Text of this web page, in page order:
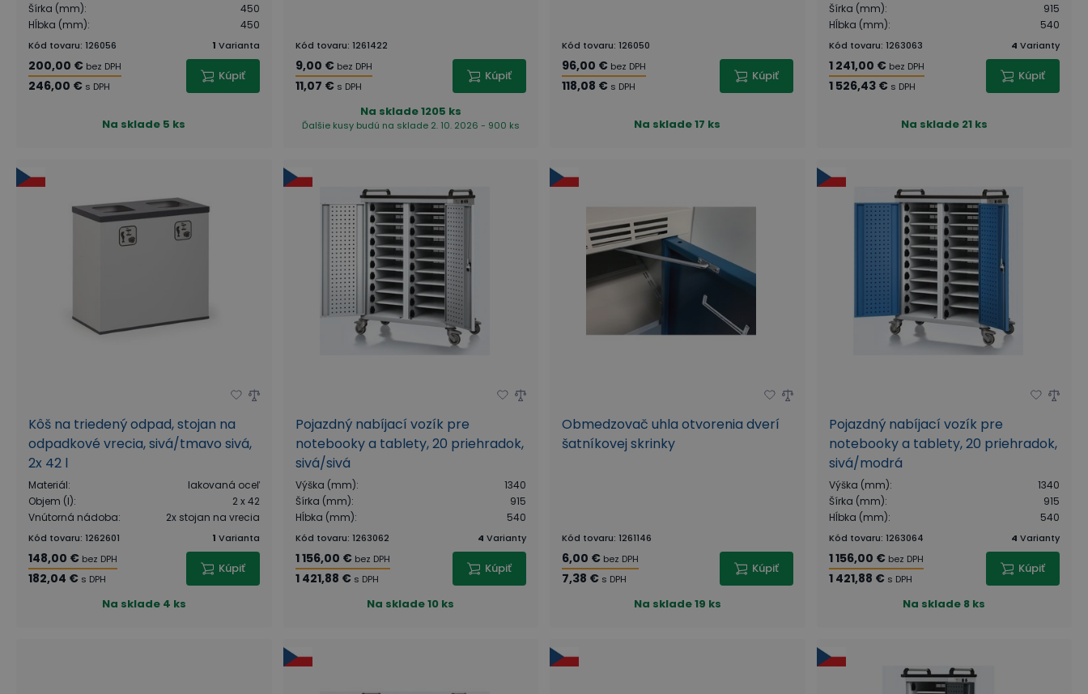
Šírka (mm):
450
Hĺbka (mm): 450
Kód tovaru: 126056 1 Varianta
200,00 € bez DPH
246,00 € s DPH
Kúpiť
Na sklade 5 ks
Kód tovaru: 1261422
9,00 € bez DPH
11,07 € s DPH
Kúpiť
Na sklade1205 ks
Ďalšie kusy budú na sklade 2. 10. 2026 - 900 ks
Kód tovaru: 126050
96,00 € bez DPH
118,08 € s DPH
Kúpiť
Na sklade17 ks
Šírka (mm):
915
Hĺbka (mm): 540
Kód tovaru: 1263063 4 Varianty
1 241,00 € bez DPH
1 526,43 € s DPH
Kúpiť
Na sklade 21 ks
Kôš na triedený odpad, stojan na
odpadkové vrecia, sivá/tmavo sivá,
2x 42 l
Materiál:
lakovaná oceľ
Objem (l):
2 x 42
Vnútorná nádoba: 2x stojan na vrecia
Kód tovaru: 1262601 1 Varianta
148,00 € bez DPH
182,04 € s DPH
Kúpiť
Na sklade 4 ks
Pojazdný nabíjací vozík pre
notebooky a tablety, 20 priehradok,
sivá/sivá
Výška (mm):
1340
Šírka (mm):
915
Hĺbka (mm): 540
Kód tovaru: 1263062 4 Varianty
1 156,00 € bez DPH
1 421,88 € s DPH
Kúpiť
Na sklade10 ks
Obmedzovač uhla otvorenia dverí
šatníkovej skrinky
Kód tovaru: 1261146
6,00 € bez DPH
7,38 € s DPH
Kúpiť
Na sklade19 ks
Pojazdný nabíjací vozík pre
notebooky a tablety, 20 priehradok,
sivá/modrá
Výška (mm):
1340
Šírka (mm):
915
Hĺbka (mm): 540
Kód tovaru: 1263064 4 Varianty
1 156,00 € bez DPH
1 421,88 € s DPH
Kúpiť
Na sklade 8 ks